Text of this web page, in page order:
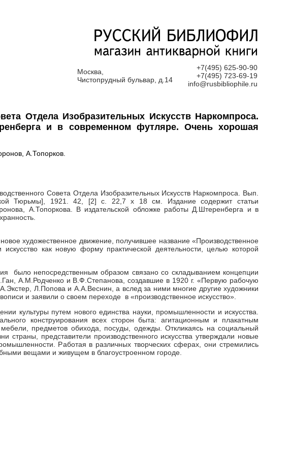
Москва,
Чистопрудный бульвар, д.14
+7(495) 625-90-90
+7(495) 723-69-19
info@rusbibliophile.ru
Отдела Изобразительных Искусств Наркомпроса.
и в современном футляре. Очень хорошая
А.Топорков.
Совета Отдела Изобразительных Искусств Наркомпроса. Вып.
Тюрьмы], 1921. 42, [2] с. 22,7 х 18 см. Издание содержит статьи
А.Топоркова. В издательской обложке работы Д.Штеренберга и в
художественное движение, получившее название «Производственное
искусство как новую форму практической деятельности, целью которой
было непосредственным образом связано со складыванием концепции
А.М.Родченко и В.Ф.Степанова, создавшие в 1920 г. «Первую рабочую
Л.Попова и А.А.Веснин, а вслед за ними многие другие художники
и заявили о своем переходе в «производственное искусство».
культуры путем нового единства науки, промышленности и искусства.
конструирования всех сторон быта: агитационным и плакатным
предметов обихода, посуды, одежды. Откликаясь на социальный
страны, представители производственного искусства утверждали новые
Работая в различных творческих сферах, они стремились
вещами и живущем в благоустроенном городе.